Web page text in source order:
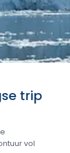
trip
vol